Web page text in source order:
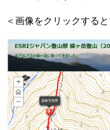
＜画像をクリックする